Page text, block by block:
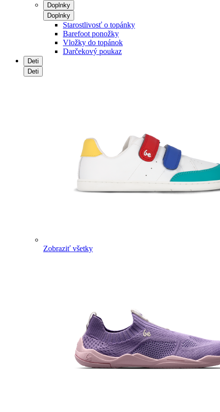
Doplnky
Doplnky
Starostlivosť o topánky
Barefoot ponožky
Vložky do topánok
Darčekový poukaz
Deti
Deti
Zobraziť všetky